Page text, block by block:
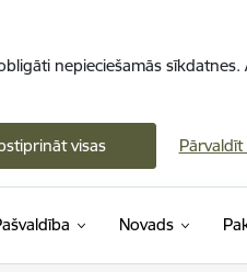
nepieciešamās
visas
Novads